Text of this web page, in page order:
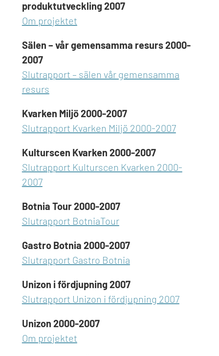
produktutveckling 2007
Om projektet
Sälen – vår gemensamma resurs 2000-
2007
Slutrapport – sälen vår gemensamma
resurs
Kvarken Miljö 2000-2007
Slutrapport Kvarken Miljö 2000-2007
Kulturscen Kvarken 2000-2007
Slutrapport Kulturscen Kvarken 2000-
2007
Botnia Tour 2000-2007
Slutrapport BotniaTour
Gastro Botnia 2000-2007
Slutrapport Gastro Botnia
Unizon i fördjupning 2007
Slutrapport Unizon i fördjupning 2007
Unizon 2000-2007
Om projektet